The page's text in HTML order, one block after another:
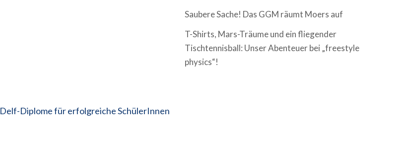
Delf-Diplome für erfolgreiche SchülerInnen
Saubere Sache! Das GGM räumt Moers auf
T-Shirts, Mars-Träume und ein fliegender
Tischtennisball: Unser Abenteuer bei „freestyle
physics“!